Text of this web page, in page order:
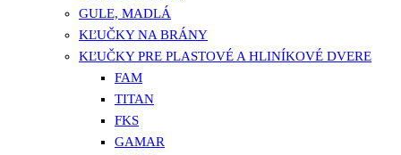
GULE, MADLÁ
KĽUČKY NA BRÁNY
KĽUČKY PRE PLASTOVÉ A HLINÍKOVÉ DVERE
FAM
TITAN
FKS
GAMAR